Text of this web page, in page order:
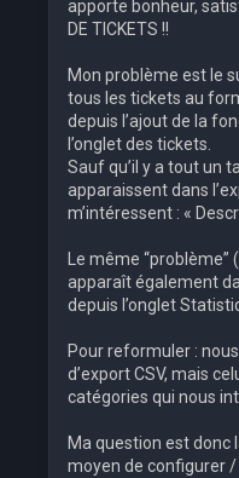
apporte bonheur,
DE TICKETS !!
Mon problème est le
tous les tickets au
depuis l’ajout de la
l’onglet des tickets.
Sauf qu’il y a tout un
apparaissent dans
m’intéressent : «
Le même “problème”
apparaît également
depuis l’onglet
Pour reformuler :
d’export CSV, mais
catégories qui nous
Ma question est donc
moyen de configurer